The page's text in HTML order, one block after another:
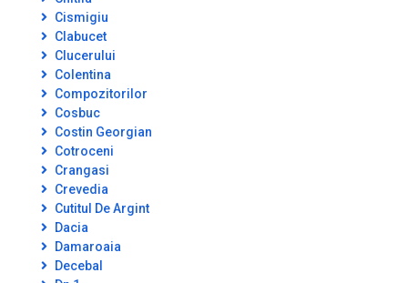
Cismigiu
Clabucet
Clucerului
Colentina
Compozitorilor
Cosbuc
Costin Georgian
Cotroceni
Crangasi
Crevedia
Cutitul De Argint
Dacia
Damaroaia
Decebal